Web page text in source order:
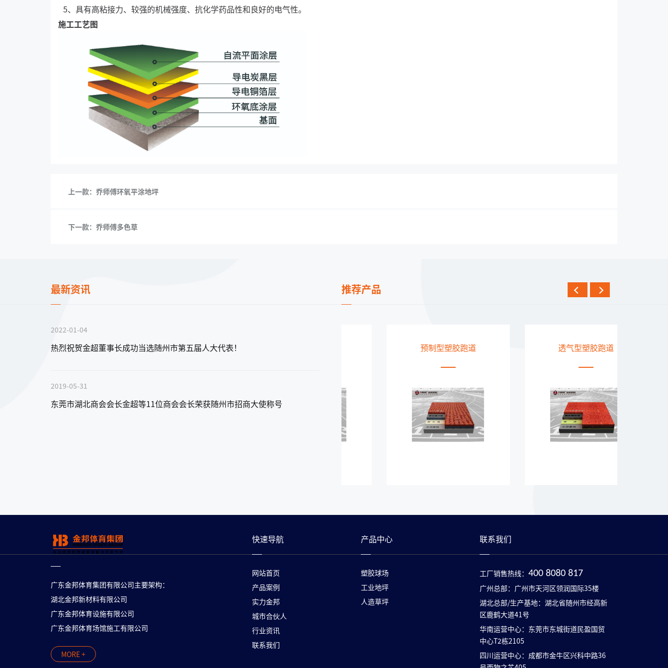
5、具有高粘接力、较强的机械强度、抗化学药品性和良好的电气性。
施工工艺图
上一款：乔师傅环氧平涂地坪
下一款：乔师傅多色草
最新资讯
2022-01-04
热烈祝贺金超董事长成功当选随州市第五届人大代表！
2019-05-31
东莞市湖北商会会长金超等11位商会会长荣获随州市招商大使称号
推荐产品
EPDM塑胶跑道 预制型塑胶跑道 透气型塑胶跑道
广东金邦体育集团有限公司主要架构：
湖北金邦新材料有限公司
广东金邦体育设施有限公司
广东金邦体育场馆施工有限公司
MORE +
快速导航
网站首页
产品案例
实力金邦
城市合伙人
行业资讯
联系我们
产品中心
塑胶球场
工业地坪
人造草坪
联系我们
工厂销售热线： 400 8080 817
广州总部：广州市天河区领润国际35楼
湖北总部/生产基地：湖北省随州市经高新
区鹿鹤大道41号
华南运营中心：东莞市东城街道民盈国贸
中心T2栋2105
四川运营中心：成都市金牛区兴科中路36